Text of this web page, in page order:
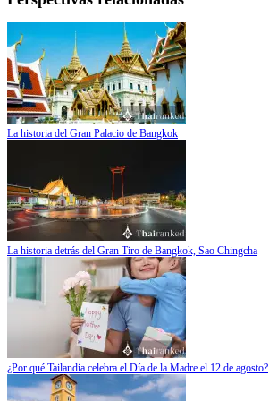
La historia del Gran Palacio de Bangkok
La historia detrás del Gran Tiro de Bangkok, Sao Chingcha
¿Por qué Tailandia celebra el Día de la Madre el 12 de agosto?